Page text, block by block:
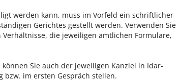
werden kann, muss im Vorfeld ein schriftlicher
Gerichtes gestellt werden. Verwenden Sie
die jeweiligen amtlichen Formulare,
Sie auch der jeweiligen Kanzlei in Idar-
im ersten Gespräch stellen.